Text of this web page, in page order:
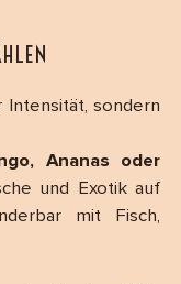
sondern
Ananas oder
und Exotik auf
mit Fisch,